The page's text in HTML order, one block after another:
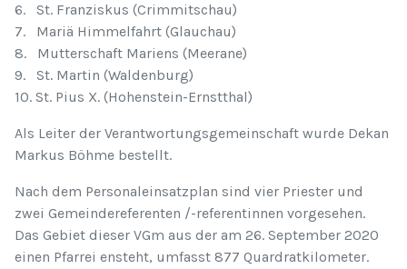
6. St. Franziskus (Crimmitschau)
7. Mariä Himmelfahrt (Glauchau)
8. Mutterschaft Mariens (Meerane)
9. St. Martin (Waldenburg)
10. St. Pius X. (Hohenstein-Ernstthal)
Als Leiter der Verantwortungsgemeinschaft wurde Dekan
Markus Böhme bestellt.
Nach dem Personaleinsatzplan sind vier Priester und
zwei Gemeindereferenten /-referentinnen vorgesehen.
Das Gebiet dieser VGm aus der am 26. September 2020
einen Pfarrei ensteht, umfasst 877 Quardratkilometer.